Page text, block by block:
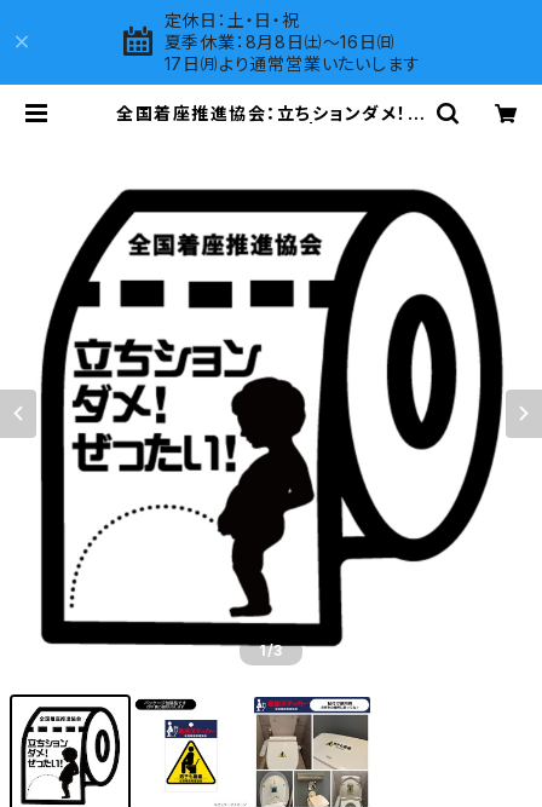
定休日：土・日・祝
夏季休業：8月8日㈯～16日㈰
17日㈪より通常営業いたいします
全国着座推進協会：立ちションダメ！ゼ
1/3